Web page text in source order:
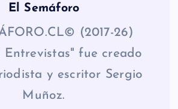
El Semáforo
(2017-26)
Entrevistas" fue creado
y escritor Sergio
Muñoz.